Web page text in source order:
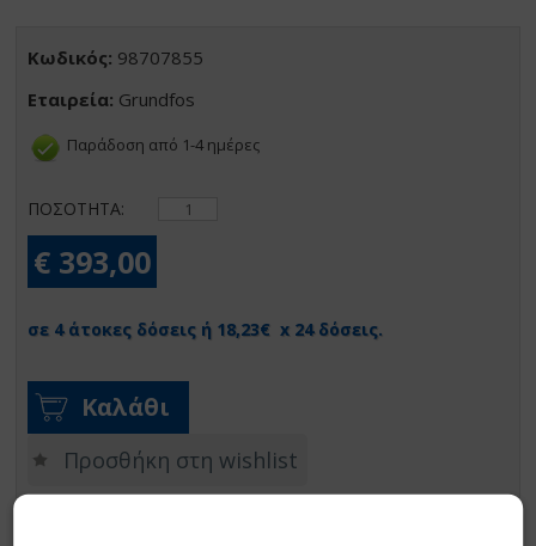
Κωδικός: 98707855
Εταιρεία: Grundfos
Παράδοση από 1-4 ημέρες
ΠΟΣΟΤΗΤΑ:
€ 393,00
σε 4 άτοκες δόσεις ή 18,23€ x 24 δόσεις.
Καλάθι
Προσθήκη στη wishlist